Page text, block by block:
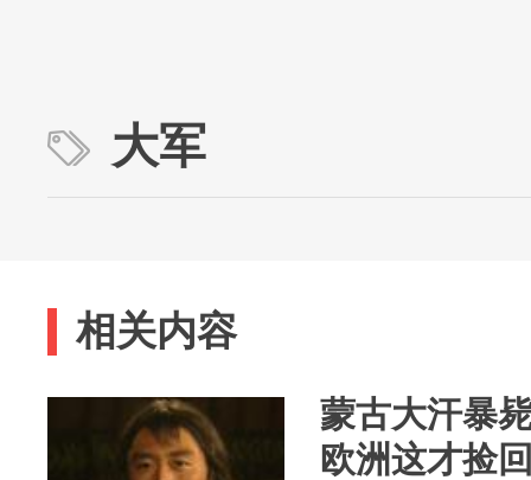
大军
相关内容
蒙古大汗暴
欧洲这才捡